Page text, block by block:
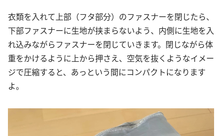
衣類を入れて上部（フタ部分）のファスナーを閉じたら、
下部ファスナーに生地が挟まらないよう、内側に生地を入
れ込みながらファスナーを閉じていきます。閉じながら体
重をかけるように上から押さえ、空気を抜くようなイメー
ジで圧縮すると、あっという間にコンパクトになります
よ。